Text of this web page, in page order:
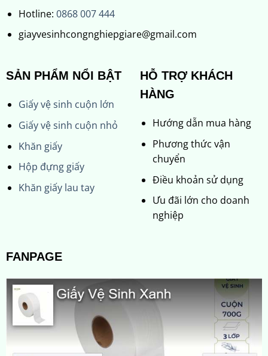
Hotline: 0868 007 444
giayvesinhcongnghiepgiare@gmail.com
SẢN PHẨM NỔI BẬT
Giấy vệ sinh cuộn lớn
Giấy vệ sinh cuộn nhỏ
Khăn giấy
Hộp đựng giấy
Khăn giấy lau tay
HỖ TRỢ KHÁCH
HÀNG
Hướng dẫn mua hàng
Phương thức vận
chuyển
Điều khoản sử dụng
Ưu đãi lớn cho doanh
nghiệp
FANPAGE